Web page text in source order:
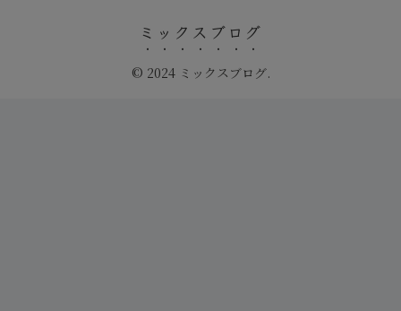
ミックスブログ
© 2024 ミックスブログ.